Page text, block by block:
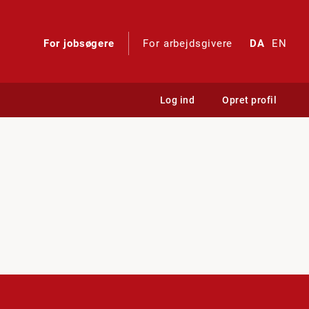
For jobsøgere For arbejdsgivere DA EN
Log ind Opret profil